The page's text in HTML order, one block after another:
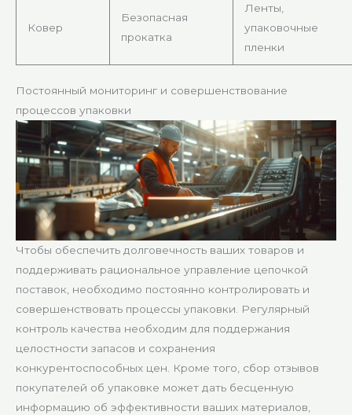
Ковер
Безопасная
прокатка
Ленты,
упаковочные
пленки
Постоянный мониторинг и совершенствование
процессов упаковки
Чтобы обеспечить долговечность ваших товаров и
поддерживать рациональное управление цепочкой
поставок, необходимо постоянно контролировать и
совершенствовать процессы упаковки. Регулярный
контроль качества необходим для поддержания
целостности запасов и сохранения
конкурентоспособных цен. Кроме того, сбор отзывов
покупателей об упаковке может дать бесценную
информацию об эффективности ваших материалов,